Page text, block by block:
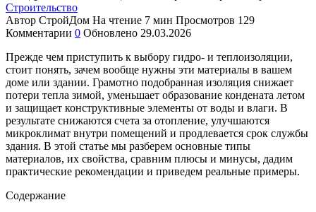
Строительство
Автор СтройДом На чтение 7 мин Просмотров 129
Комментарии 0 Обновлено 29.03.2026
Прежде чем приступить к выбору гидро- и теплоизоляции,
стоит понять, зачем вообще нужны эти материалы в вашем
доме или здании. Грамотно подобранная изоляция снижает
потери тепла зимой, уменьшает образование кондената летом
и защищает конструктивные элементы от воды и влаги. В
результате снижаются счета за отопление, улучшаются
микроклимат внутри помещений и продлевается срок службы
здания. В этой статье мы разберем основные типы
материалов, их свойства, сравним плюсы и минусы, дадим
практические рекомендации и приведем реальные примеры.
Содержание